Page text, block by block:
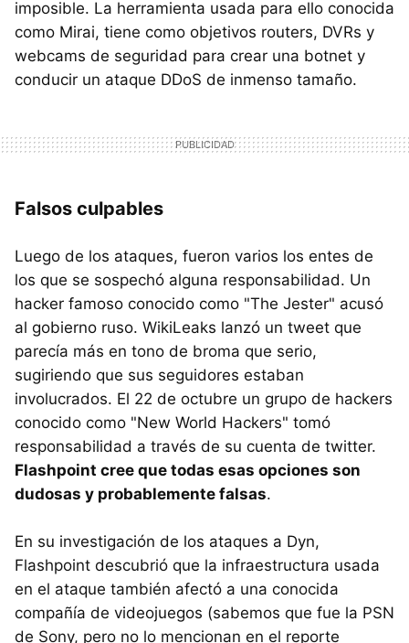
imposible. La herramienta usada para ello conocida
como Mirai, tiene como objetivos routers, DVRs y
webcams de seguridad para crear una botnet y
conducir un ataque DDoS de inmenso tamaño.
Falsos culpables
Luego de los ataques, fueron varios los entes de
los que se sospechó alguna responsabilidad. Un
hacker famoso conocido como "The Jester" acusó
al gobierno ruso. WikiLeaks lanzó un tweet que
parecía más en tono de broma que serio,
sugiriendo que sus seguidores estaban
involucrados. El 22 de octubre un grupo de hackers
conocido como "New World Hackers" tomó
responsabilidad a través de su cuenta de twitter.
Flashpoint cree que todas esas opciones son
dudosas y probablemente falsas.
En su investigación de los ataques a Dyn,
Flashpoint descubrió que la infraestructura usada
en el ataque también afectó a una conocida
compañía de videojuegos (sabemos que fue la PSN
de Sony, pero no lo mencionan en el reporte